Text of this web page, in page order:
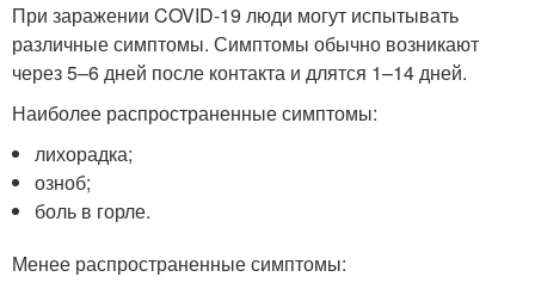
При заражении COVID-19 люди могут испытывать
различные симптомы. Симптомы обычно возникают
через 5–6 дней после контакта и длятся 1–14 дней.
Наиболее распространенные симптомы:
лихорадка;
озноб;
боль в горле.
Менее распространенные симптомы: